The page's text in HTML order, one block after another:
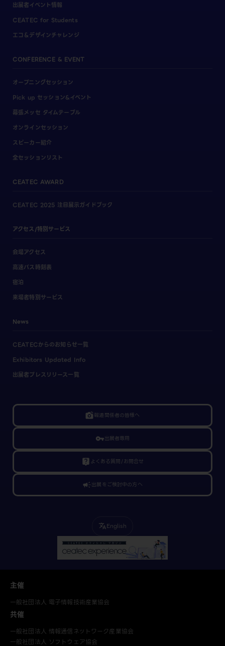
出展者イベント情報
CEATEC for Students
エコ＆デザインチャレンジ
CONFERENCE & EVENT
オープニングセッション
Pick up セッション&イベント
幕張メッセ タイムテーブル
オンラインセッション
スピーカー紹介
全セッションリスト
CEATEC AWARD
CEATEC 2025 注目展示ガイドブック
アクセス/特別サービス
会場アクセス
高速バス時刻表
宿泊
来場者特別サービス
News
CEATECからのお知らせ一覧
Exhibitors Updated Info
出展者プレスリリース一覧
linked_camera報道関係者の皆様へ
vpn_key出展者専用
live_help よくある質問/お問合せ
campaign出展をご検討中の方へ
translateEnglish
主催
一般社団法人 電子情報技術産業協会
共催
一般社団法人 情報通信ネットワーク産業協会
一般社団法人 ソフトウェア協会